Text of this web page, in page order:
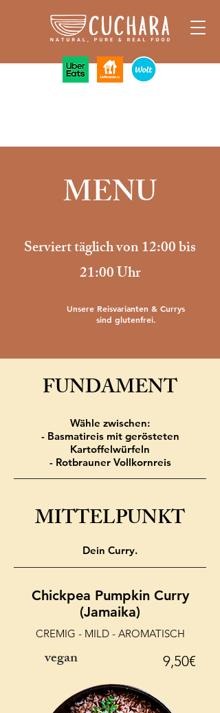
MENU
Serviert täglich von 12:00 bis
21:00 Uhr
Unsere Reisvarianten & Currys
sind glutenfrei.
FUNDAMENT
Wähle zwischen:
- Basmatireis mit gerösteten
Kartoffelwürfeln
- Rotbrauner Vollkornreis
MITTELPUNKT
Dein Curry.
Chickpea Pumpkin Curry
(Jamaika)
CREMIG - MILD - AROMATISCH
vegan 9,50€